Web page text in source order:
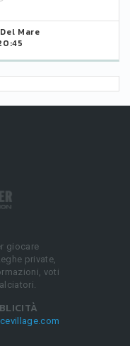
Mare
giocare
private,
voti